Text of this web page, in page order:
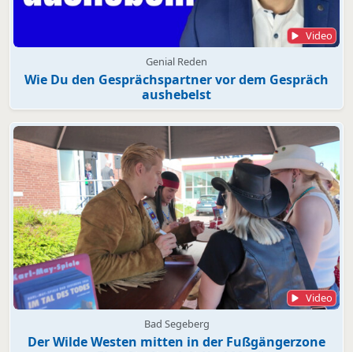
Video
Genial Reden
Wie Du den Gesprächspartner vor dem Gespräch
aushebelst
Video
Bad Segeberg
Der Wilde Westen mitten in der Fußgängerzone